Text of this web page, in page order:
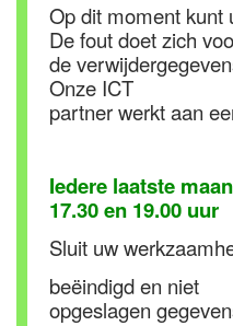
Op dit moment kunt
De fout doet zich
de
Onze ICT
partner werkt aan
Iedere laatste
17.30 en 19.00 uur
Sluit uw
beëindigd en niet
opgeslagen